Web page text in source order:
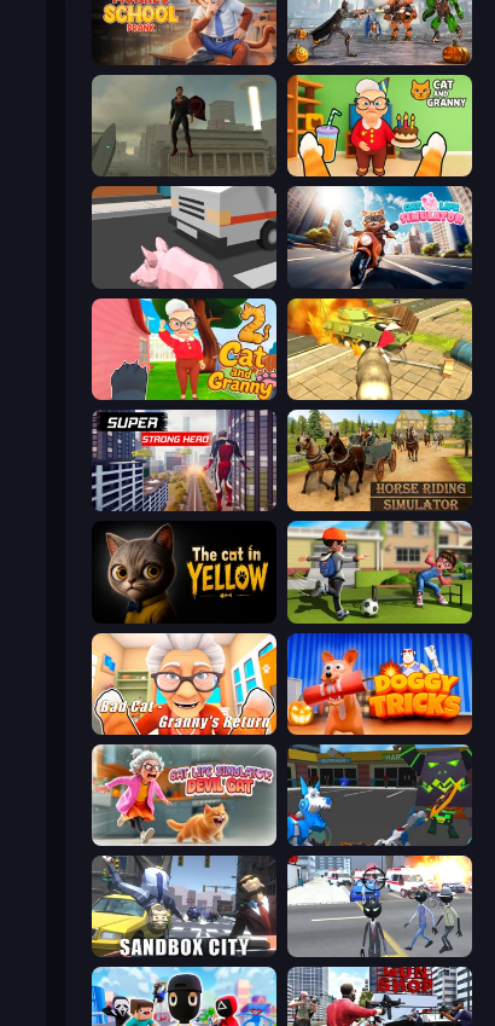
Monkey School Prank Flying Bat Robot Car Transform Game
The Superman - Theme is Aliens Cat and Granny
Crazy Pig Simulator Cat Life Simulator
Cat and Granny 2 Wild Animal Zoo City Simulator
Super Strong Hero Horse Riding Simulator
The Cat in Yellow The Prank King
Bad Cat - Granny's Return Doggy Tricks
Cat Life Simulator: Devil Cat Robot Dog City Simulator
Sandbox City Amazing Crime Strange Stickman